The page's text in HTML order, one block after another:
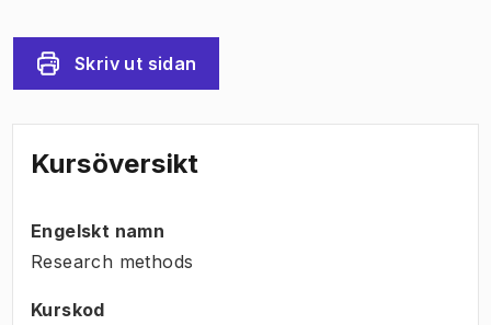
Skriv ut sidan
Kursöversikt
Engelskt namn
Research methods
Kurskod